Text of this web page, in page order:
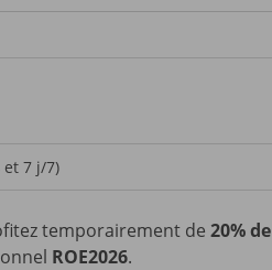
7 j/7)
temporairement de20% de
ROE2026.